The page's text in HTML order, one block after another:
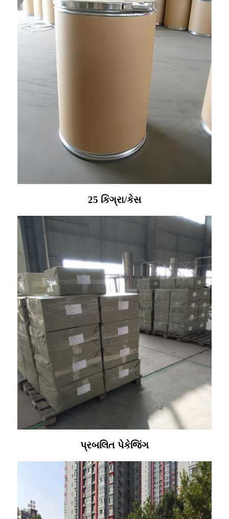
25 કિગ્રા/કેસ
પ્રબલિત પેકેજિંગ